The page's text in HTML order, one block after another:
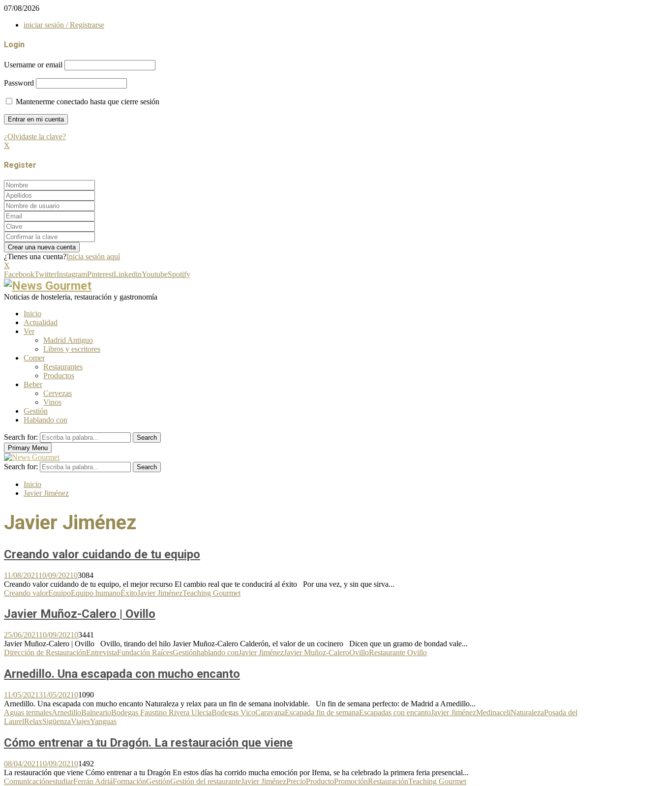
07/08/2026
iniciar sesión / Registrarse
Login
Username or email
Password
Mantenerme conectado hasta que cierre sesión
¿Olvidaste la clave?
X
Register
¿Tienes una cuenta?Inicia sesión aquí
X
FacebookTwitterInstagramPinterestLinkedinYoutubeSpotify
Noticias de hosteleria, restauración y gastronomía
Inicio
Actualidad
Ver
Madrid Antiguo
Libros y escritores
Comer
Restaurantes
Productos
Beber
Cervezas
Vinos
Gestión
Hablando con
Search for:
Search
Primary Menu
Search for: Search
Inicio
Javier Jiménez
Javier Jiménez
Creando valor cuidando de tu equipo
11/08/202110/09/202103084
Creando valor cuidando de tu equipo, el mejor recurso El cambio real que te conducirá al éxito Por una vez, y sin que sirva...
Creando valorEquipoEquipo humanoÉxitoJavier JiménezTeaching Gourmet
Javier Muñoz-Calero | Ovillo
25/06/202110/09/202103441
Javier Muñoz-Calero | Ovillo Ovillo, tirando del hilo Javier Muñoz-Calero Calderón, el valor de un cocinero Dicen que un gramo de bondad vale...
Dirección de RestauraciónEntrevistaFundación RaícesGestiónhablando conJavier JiménezJavier Muñoz-CaleroOvilloRestaurante Ovillo
Arnedillo. Una escapada con mucho encanto
11/05/202131/05/202101090
Arnedillo. Una escapada con mucho encanto Naturaleza y relax para un fin de semana inolvidable. Un fin de semana perfecto: de Madrid a Arnedillo...
Aguas termalesArnedilloBalnearioBodegas Faustino Rivera UleciaBodegas VicoCaravanaEscapada fin de semanaEscapadas con encantoJavier JiménezMedinaceliNaturalezaPosada del
LaurelRelaxSigüenzaViajesYanguas
Cómo entrenar a tu Dragón. La restauración que viene
08/04/202110/09/202101492
La restauración que viene Cómo entrenar a tu Dragón En estos días ha corrido mucha emoción por Ifema, se ha celebrado la primera feria presencial...
ComunicaciónestudiarFerrán AdriáFormaciónGestiónGestión del restauranteJavier JiménezPrecioProductoPromociónRestauraciónTeaching Gourmet